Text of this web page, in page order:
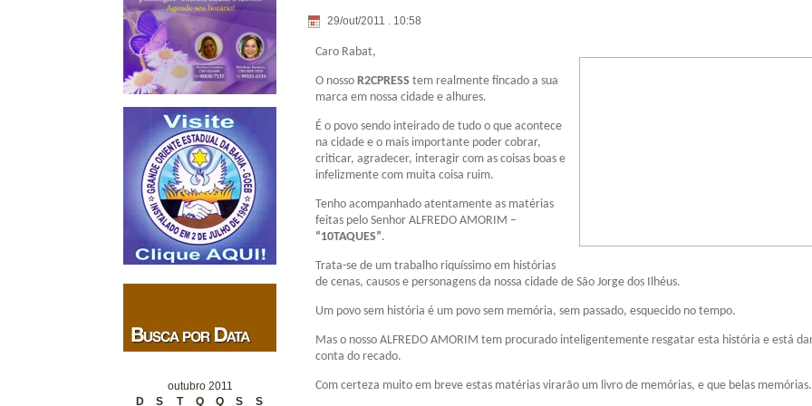
outubro 2011
D
S T Q Q S S
29/out/2011 . 10:58
Caro Rabat,
O nosso R2CPRESS tem realmente fincado a sua
marca em nossa cidade e alhures.
É o povo sendo inteirado de tudo o que acontece
na cidade e o mais importante poder cobrar,
criticar, agradecer, interagir com as coisas boas e
infelizmente com muita coisa ruim.
Tenho acompanhado atentamente as matérias
feitas pelo Senhor ALFREDO AMORIM –
“10TAQUES”.
Trata-se de um trabalho riquíssimo em histórias
de cenas, causos e personagens da nossa cidade de São Jorge dos Ilhéus.
Um povo sem história é um povo sem memória, sem passado, esquecido no tempo.
Mas o nosso ALFREDO AMORIM tem procurado inteligentemente resgatar esta história e está
conta do recado.
Com certeza muito em breve estas matérias virarão um livro de memórias, e que belas memórias.